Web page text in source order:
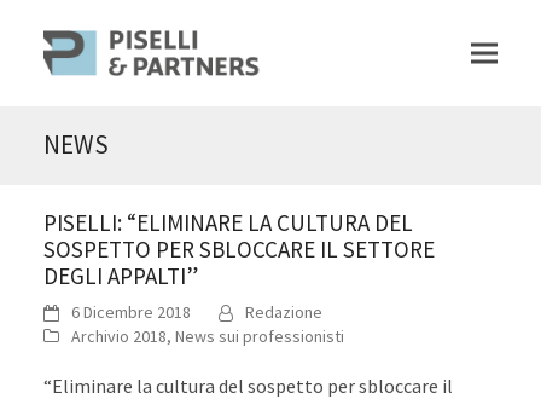
NEWS
PISELLI: “ELIMINARE LA CULTURA DEL
SOSPETTO PER SBLOCCARE IL SETTORE
DEGLI APPALTI”
6 Dicembre 2018
Redazione
Archivio 2018, News sui professionisti
“Eliminare la cultura del sospetto per sbloccare il